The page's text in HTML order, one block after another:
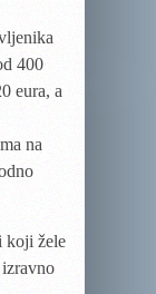
400
eura, a
na
koji žele